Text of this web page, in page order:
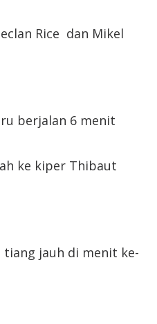
Rice dan Mikel
berjalan 6 menit
ke kiper Thibaut
jauh di menit ke-